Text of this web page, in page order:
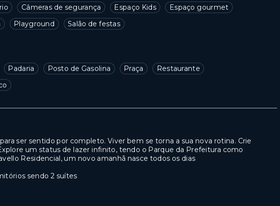
Câmeras de segurança Espaço Kids
Espaço gourmet
Playground Salão de festas
Padaria Posto de Gasolina Praça
Restaurante
ser sentido por completo. Viver bem se torna a sua nova rotina. Crie
um status de lazer infinito, tendo o Parque da Prefeitura como
Residencial, um novo amanhã nasce todos os dias
sendo 2 suítes